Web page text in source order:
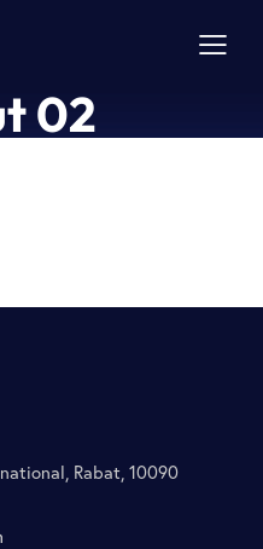
02
Rabat, 10090